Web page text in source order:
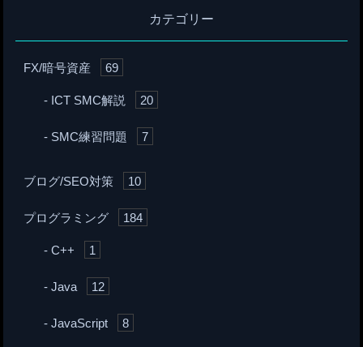
カテゴリー
FX/暗号資産 69
ICT SMC解説 20
SMC練習問題 7
ブログ/SEO対策 10
プログラミング 184
C++ 1
Java 12
JavaScript 8